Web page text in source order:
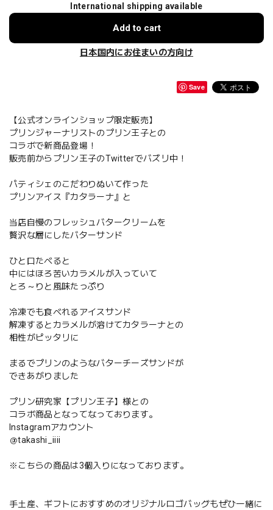
International shipping available
Add to cart
日本国内にお住まいの方向け
Save
【公式オンラインショップ限定販売】
プリンジャーナリストのプリン王子との
コラボで新商品登場！
販売前からプリン王子のTwitterでバズリ中！
パティシェのこだわりぬいて作った
プリンアイス『カタラーナ』と
当店自慢のフレッシュバタークリームを
贅沢な層にしたバターサンド
ひと口たべると
中にはほろ苦いカラメルが入っていて
とろ～りと風味たっぷり
冷凍でも食べれるアイスサンド
解凍するとカラメルが溶けてカタラーナとの
相性がピッタリに
まるでプリンのようなバターチーズサンドが
できあがりました
プリン研究家【プリン王子】様との
コラボ商品となってなっております。
Instagramアカウント
＠takashi_iiii
※こちらの商品は3個入りになっております。
手土産、ギフトにおすすめのオリジナルロゴバッグもぜひ一緒に